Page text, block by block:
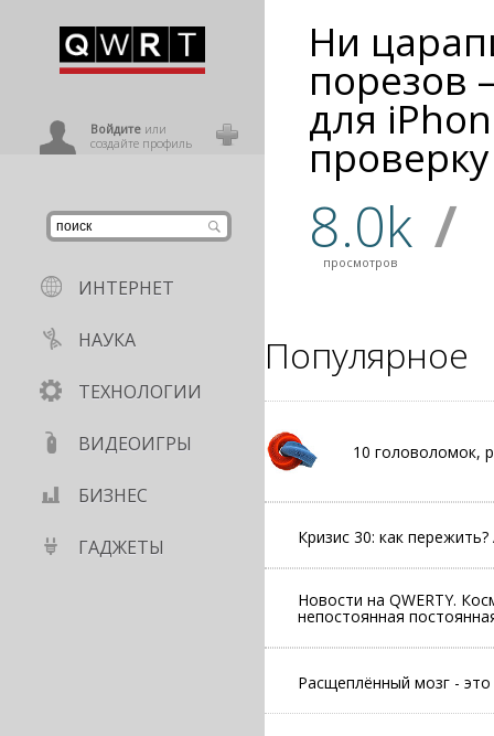
Войдитеили
создайте профиль
ИНТЕРНЕТ
НАУКА
ТЕХНОЛОГИИ
ВИДЕОИГРЫ
БИЗНЕС
ГАДЖЕТЫ
Ни
порезов
для
8.0k
просмотров /
Популярное
10 головоломок,
Кризис 30: как
Новости на QWERTY.
непостоянная
Расщеплённый мозг -